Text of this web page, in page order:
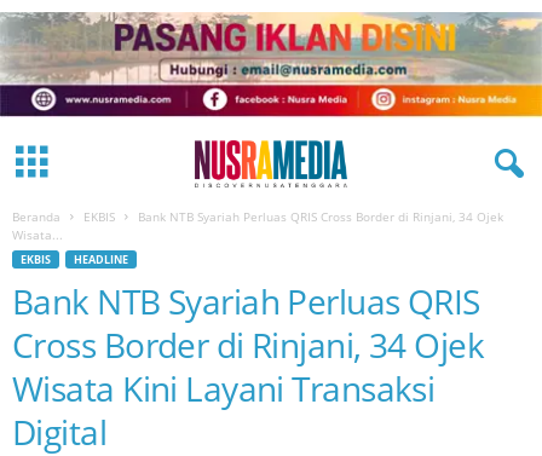
Beranda EKBIS
Bank NTB Syariah Perluas QRIS Cross Border di Rinjani, 34 Ojek
Wisata...
EKBIS HEADLINE
Bank NTB Syariah Perluas QRIS
Cross Border di Rinjani, 34 Ojek
Wisata Kini Layani Transaksi
Digital